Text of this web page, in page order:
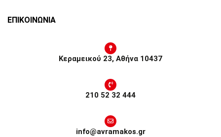
ΕΠΙΚΟΙΝΩΝΙΑ
Κεραμεικού 23, Αθήνα 10437
210 52 32 444
info@avramakos.gr